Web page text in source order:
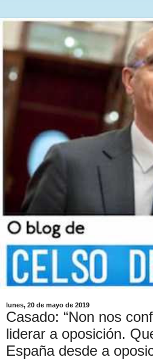
lunes, 20 de mayo de 2019
Casado: “Non nos
liderar a oposición.
España desde a